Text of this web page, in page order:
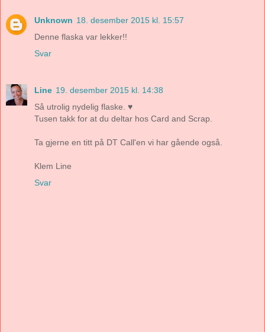
Unknown 18. desember 2015 kl. 15:57
Denne flaska var lekker!!
Svar
Line 19. desember 2015 kl. 14:38
Så utrolig nydelig flaske. ♥
Tusen takk for at du deltar hos Card and Scrap.
Ta gjerne en titt på DT Call'en vi har gående også.
Klem Line
Svar